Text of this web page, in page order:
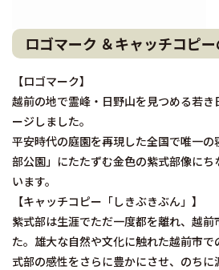
ロゴマーク ＆キャッチコピ
【ロゴマーク】
越前の地で霊峰・日野山を見つめる若
ージしました。
平安時代の庭園を再現した全国で唯一
部公園」にたたずむ金色の紫式部像に
います。
【キャッチコピー「しきぶきぶん」】
紫式部は生涯でただ一度都を離れ、越
た。雄大な自然や文化に触れた越前市
式部の感性をさらに豊かにさせ、のち